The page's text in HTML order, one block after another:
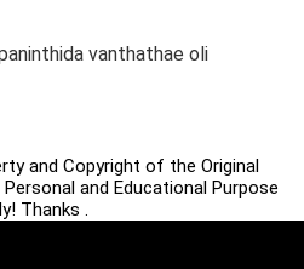
vanthathae oli
and Copyright of the Original
and Educational Purpose
Thanks .